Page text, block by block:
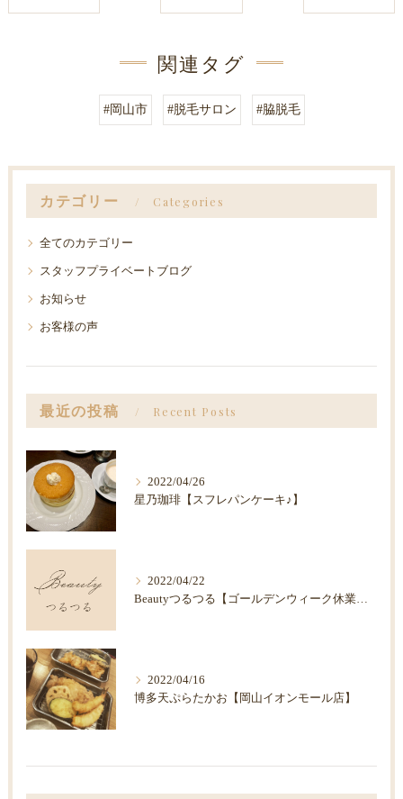
関連タグ
#岡山市 #脱毛サロン #脇脱毛
カテゴリー Categories
全てのカテゴリー
スタッフプライベートブログ
お知らせ
お客様の声
最近の投稿 Recent Posts
2022/04/26
星乃珈琲【スフレパンケーキ♪】
2022/04/22
Beautyつるつる【ゴールデンウィーク休業のお知らせ】
2022/04/16
博多天ぷらたかお【岡山イオンモール店】